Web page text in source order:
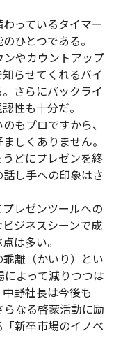
っているタイマー
ひとつである。
ンやカウントアップ
らせてくれるバイ
さらにバックライ
性も十分だ。
もプロですから、
しくありません。
どにプレゼンを終
し手への印象はさ
レゼンツールへの
ジネスシーンで成
は多い。
離（かいり）とい
よって減りつつは
野社長は今後も
らなる啓蒙活動に励
新卒市場のイノベ